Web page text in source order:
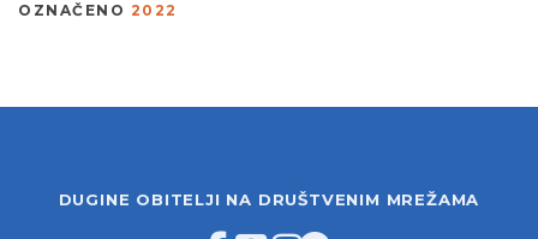
OZNAČENO 2022
DUGINE OBITELJI NA DRUŠTVENIM MREŽAMA